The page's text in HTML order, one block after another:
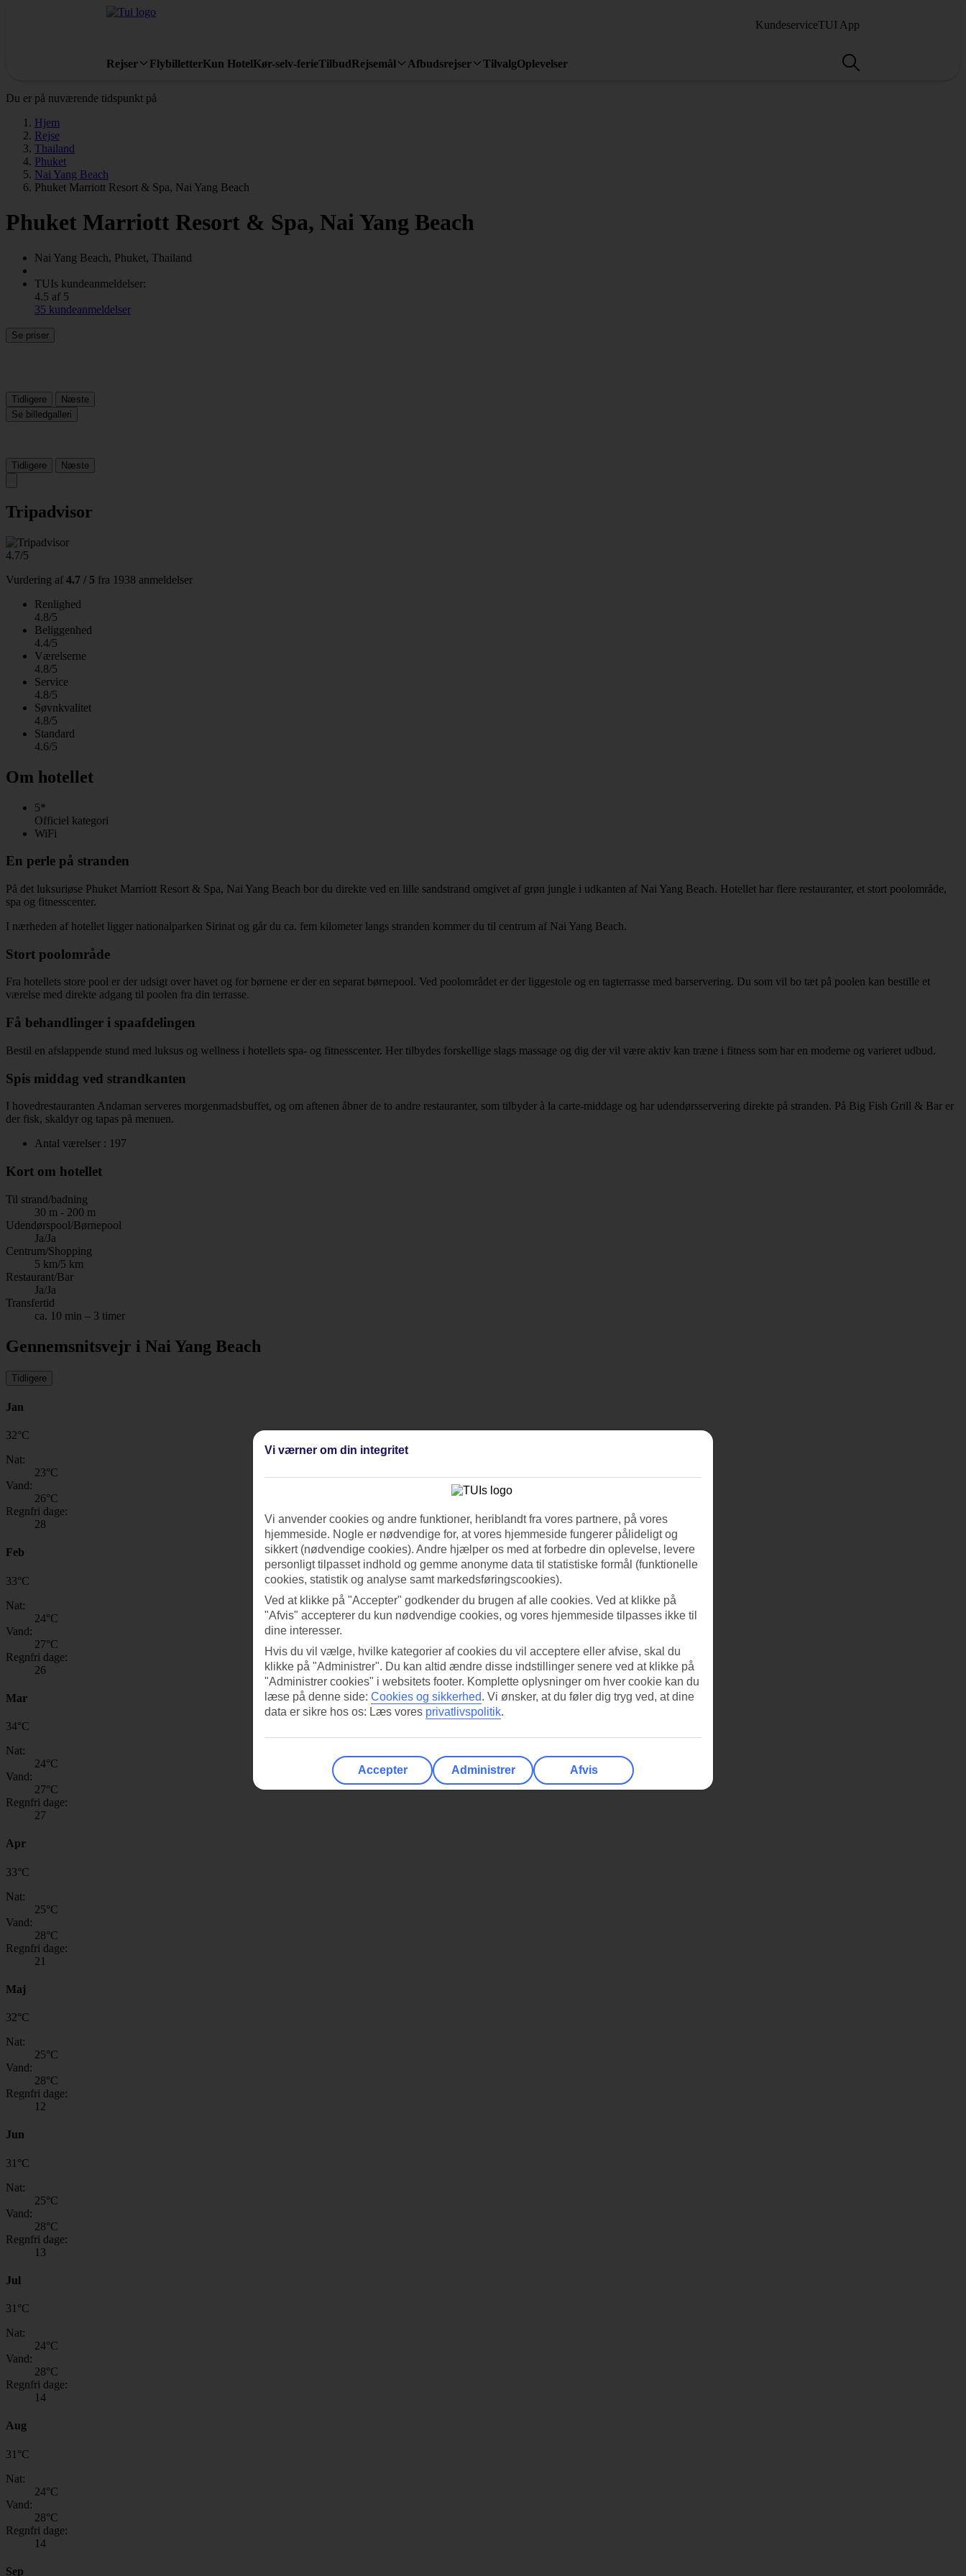
KundeserviceTUI App
Rejser FlybilletterKun HotelKør-selv-ferieTilbudRejsemål Afbudsrejser TilvalgOplevelser
Du er på nuværende tidspunkt på
Hjem
Rejse
Thailand
Phuket
Nai Yang Beach
Phuket Marriott Resort & Spa, Nai Yang Beach
Phuket Marriott Resort & Spa, Nai Yang Beach
Nai Yang Beach, Phuket, Thailand
TUIs kundeanmeldelser:
4.5 af 5
35 kundeanmeldelser
Se priser
Tidligere
Næste
Se billedgalleri
Tidligere Næste
Tripadvisor
4.7/5
Vurdering af 4.7 / 5 fra 1938 anmeldelser
Renlighed
4.8/5
Beliggenhed
4.4/5
Værelserne
4.8/5
Service
4.8/5
Søvnkvalitet
4.8/5
Standard
4.6/5
Om hotellet
5*
Officiel kategori
WiFi
En perle på stranden
På det luksuriøse Phuket Marriott Resort & Spa, Nai Yang Beach bor du direkte ved en lille sandstrand omgivet af grøn jungle i udkanten af Nai Yang Beach. Hotellet har flere restauranter, et stort poolområde,
spa og fitnesscenter.
I nærheden af hotellet ligger nationalparken Sirinat og går du ca. fem kilometer langs stranden kommer du til centrum af Nai Yang Beach.
Stort poolområde
Fra hotellets store pool er der udsigt over havet og for børnene er der en separat børnepool. Ved poolområdet er der liggestole og en tagterrasse med barservering. Du som vil bo tæt på poolen kan bestille et
værelse med direkte adgang til poolen fra din terrasse.
Få behandlinger i spaafdelingen
Bestil en afslappende stund med luksus og wellness i hotellets spa- og fitnesscenter. Her tilbydes forskellige slags massage og dig der vil være aktiv kan træne i fitness som har en moderne og varieret udbud.
Spis middag ved strandkanten
I hovedrestauranten Andaman serveres morgenmadsbuffet, og om aftenen åbner de to andre restauranter, som tilbyder à la carte-middage og har udendørsservering direkte på stranden. På Big Fish Grill & Bar er
der fisk, skaldyr og tapas på menuen.
Antal værelser : 197
Kort om hotellet
Til strand/badning
30 m - 200 m
Udendørspool/Børnepool
Ja/Ja
Centrum/Shopping
5 km/5 km
Restaurant/Bar
Ja/Ja
Transfertid
ca. 10 min – 3 timer
Gennemsnitsvejr i Nai Yang Beach
Tidligere
Jan
32°C
Nat:
23°C
Vand:
26°C
Regnfri dage:
28
Feb
33°C
Nat:
24°C
Vand:
27°C
Regnfri dage:
26
Mar
34°C
Nat:
24°C
Vand:
27°C
Regnfri dage:
27
Apr
33°C
Nat:
25°C
Vand:
28°C
Regnfri dage:
21
Maj
32°C
Nat:
25°C
Vand:
28°C
Regnfri dage:
12
Jun
31 °C
Nat:
25°C
Vand:
28°C
Regnfri dage:
13
Jul
31 °C
Nat:
24°C
Vand:
28°C
Regnfri dage:
14
Aug
31 °C
Nat:
24°C
Vand:
28°C
Regnfri dage:
14
Sep
Vi værner om din integritet
Vi anvender cookies og andre funktioner, heriblandt fra vores partnere, på vores
hjemmeside. Nogle er nødvendige for, at vores hjemmeside fungerer pålideligt og
sikkert (nødvendige cookies). Andre hjælper os med at forbedre din oplevelse, levere
personligt tilpasset indhold og gemme anonyme data til statistiske formål (funktionelle
cookies, statistik og analyse samt markedsføringscookies).
Ved at klikke på "Accepter" godkender du brugen af alle cookies. Ved at klikke på
"Afvis" accepterer du kun nødvendige cookies, og vores hjemmeside tilpasses ikke til
dine interesser.
Hvis du vil vælge, hvilke kategorier af cookies du vil acceptere eller afvise, skal du
klikke på "Administrer". Du kan altid ændre disse indstillinger senere ved at klikke på
"Administrer cookies" i websitets footer. Komplette oplysninger om hver cookie kan du
læse på denne side: Cookies og sikkerhed. Vi ønsker, at du føler dig tryg ved, at dine
data er sikre hos os: Læs vores privatlivspolitik.
Accepter Administrer Afvis